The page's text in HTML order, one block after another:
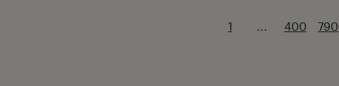
1 ... 400 790